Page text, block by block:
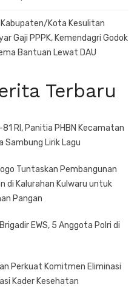
Kota Kesulitan
Gaji PPPK, Kemendagri Godok
Bantuan Lewat DAU
Terbaru
RI, Panitia PHBN Kecamatan
Sambung Lirik Lagu
Tuntaskan Pembangunan
di Kalurahan Kulwaru untuk
Pangan
EWS, 5 Anggota Polri di
Perkuat Komitmen Eliminasi
Kader Kesehatan